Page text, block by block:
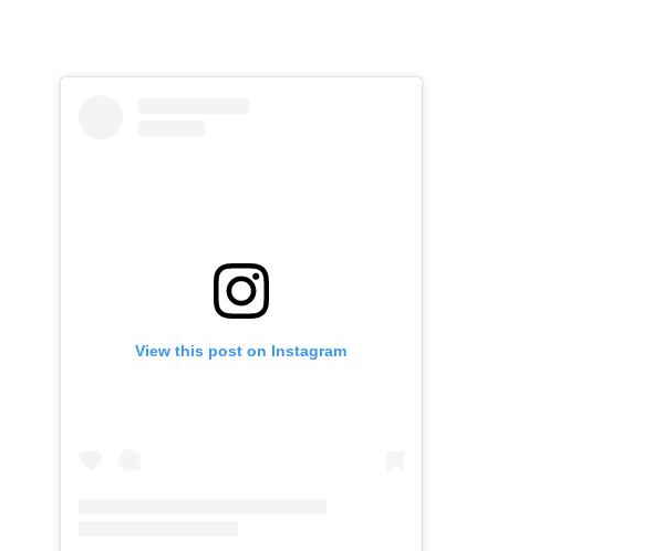
View this post on Instagram